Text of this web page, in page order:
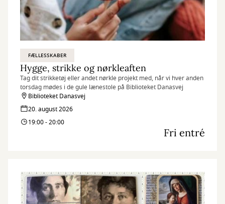
FÆLLESSKABER
Hygge, strikke og nørkleaften
Tag dit strikketøj eller andet nørkle projekt med, når vi hver anden
torsdag mødes i de gule lænestole på Biblioteket Danasvej
Biblioteket Danasvej
20. august 2026
19:00 - 20:00
Fri entré